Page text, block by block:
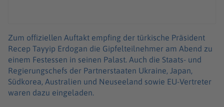
Zum offiziellen Auftakt empfing der türkische Präsident
Recep Tayyip Erdogan die Gipfelteilnehmer am Abend zu
einem Festessen in seinen Palast. Auch die Staats- und
Regierungschefs der Partnerstaaten Ukraine, Japan,
Südkorea, Australien und Neuseeland sowie EU-Vertreter
waren dazu eingeladen.